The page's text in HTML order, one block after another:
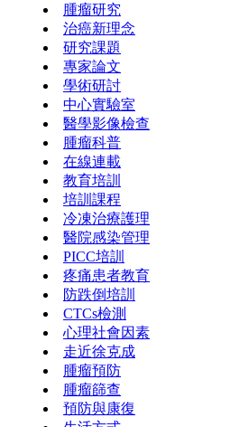
腫瘤研究
治癌新理念
研究課題
專家論文
學術研討
中心實驗室
醫學影像檢查
腫瘤科普
在線連載
教育培訓
培訓課程
冷凍治療護理
醫院感染管理
PICC培訓
疼痛患者教育
防跌倒培訓
CTCs檢測
心理社會因素
走近徐克成
腫瘤預防
腫瘤篩查
預防與康復